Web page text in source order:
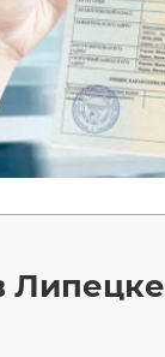
Липецке